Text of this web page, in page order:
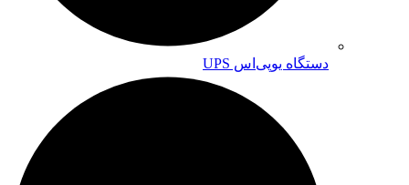
دستگاه یوپی‌اس UPS